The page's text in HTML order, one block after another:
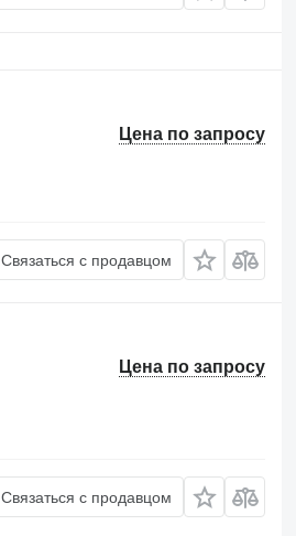
Цена по запросу
Связаться с продавцом
Цена по запросу
Связаться с продавцом